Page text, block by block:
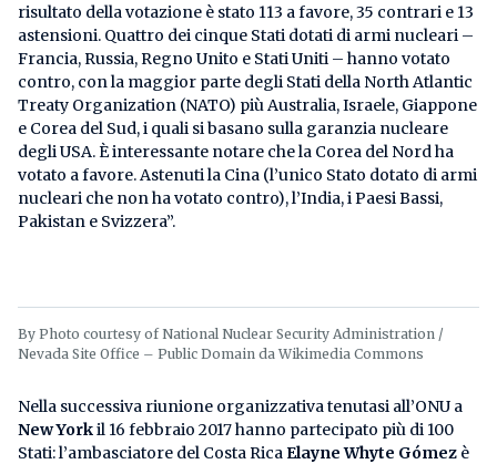
risultato della votazione è stato 113 a favore, 35 contrari e 13
astensioni. Quattro dei cinque Stati dotati di armi nucleari –
Francia, Russia, Regno Unito e Stati Uniti – hanno votato
contro, con la maggior parte degli Stati della North Atlantic
Treaty Organization (NATO) più Australia, Israele, Giappone
e Corea del Sud, i quali si basano sulla garanzia nucleare
degli USA. È interessante notare che la Corea del Nord ha
votato a favore. Astenuti la Cina (l’unico Stato dotato di armi
nucleari che non ha votato contro), l’India, i Paesi Bassi,
Pakistan e Svizzera”.
By Photo courtesy of National Nuclear Security Administration /
Nevada Site Office – Public Domain da Wikimedia Commons
Nella successiva riunione organizzativa tenutasi all’ONU a
New Yorkil 16 febbraio 2017 hanno partecipato più di 100
Stati: l’ambasciatore del Costa RicaElayne Whyte Gómez è